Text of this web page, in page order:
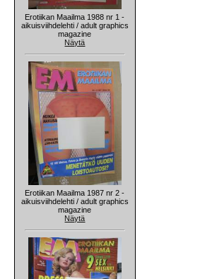
Erotiikan Maailma 1988 nr 1 -
aikuisviihdelehti / adult graphics
magazine
Näytä
Erotiikan Maailma 1987 nr 2 -
aikuisviihdelehti / adult graphics
magazine
Näytä